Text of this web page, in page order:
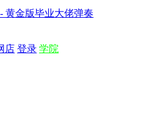
黄金版毕业大佬弹奏
店 登录 学院